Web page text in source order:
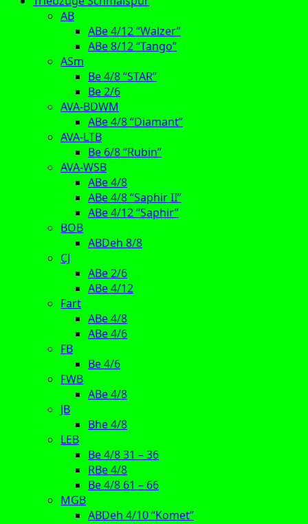
AB
ABe 4/12 “Walzer”
ABe 8/12 “Tango”
ASm
Be 4/8 “STAR”
Be 2/6
AVA-BDWM
ABe 4/8 “Diamant”
AVA-LTB
Be 6/8 “Rubin”
AVA-WSB
ABe 4/8
ABe 4/8 “Saphir II”
ABe 4/12 “Saphir”
BOB
ABDeh 8/8
CJ
ABe 2/6
ABe 4/12
Fart
ABe 4/8
ABe 4/6
FB
Be 4/6
FWB
ABe 4/8
JB
Bhe 4/8
LEB
Be 4/8 31 – 36
RBe 4/8
Be 4/8 61 – 66
MGB
ABDeh 4/10 “Komet”